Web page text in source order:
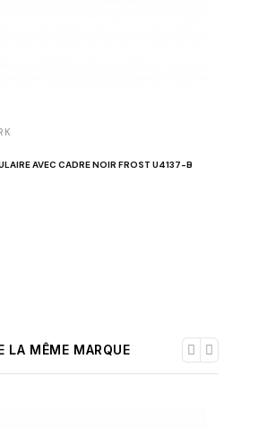
AVEC CADRE NOIR FROST U4137-B
LA MÊME MARQUE